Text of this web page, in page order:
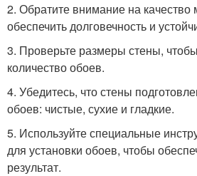
2. Обратите внимание на качество
обеспечить долговечность и
3. Проверьте размеры стены,
количество обоев.
4. Убедитесь, что стены
обоев: чистые, сухие и гладкие.
5. Используйте специальные
для установки обоев, чтобы
результат.